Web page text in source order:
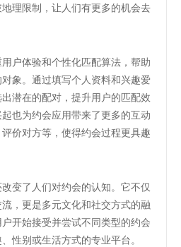
理限制，让人们有更多的机会去
户体验和个性化匹配算法，帮助
象。通过填写个人资料和兴趣爱
潜在的配对，提升用户的匹配效
也为约会应用带来了更多的互动
价对方等，使得约会过程更具趣
变了人们对约会的认知。它不仅
，更是多元文化和社交方式的融
开始接受并尝试不同类型的约会
性别或生活方式的专业平台。